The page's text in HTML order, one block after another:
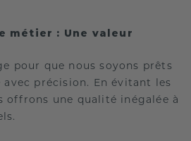
métier : Une valeur
pour que nous soyons prêts
précision. En évitant les
offrons une qualité inégalée à